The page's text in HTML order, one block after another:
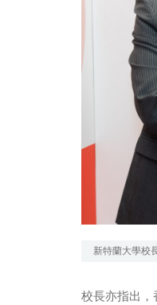
新特蘭大學校
校長亦指出，